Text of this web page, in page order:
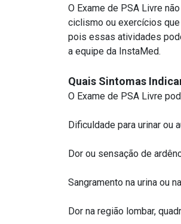
O Exame de PSA Livre
ciclismo ou exercícios
pois essas atividades
a equipe da InstaMed.
Quais Sintomas
O Exame de PSA Livre
Dificuldade para urinar ou
Dor ou sensação de
Sangramento na urina ou
Dor na região lombar,